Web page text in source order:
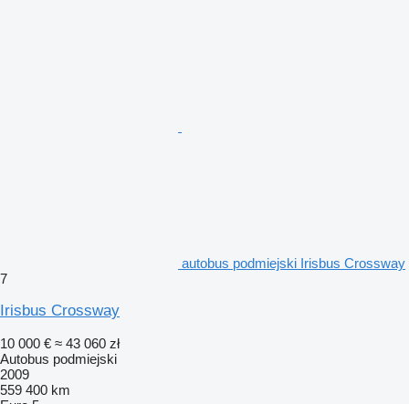
autobus podmiejski Irisbus Crossway
7
Irisbus Crossway
10 000 € ≈ 43 060 zł
Autobus podmiejski
2009
559 400 km